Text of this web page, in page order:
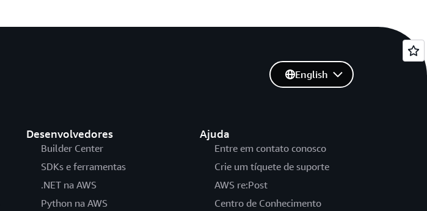
Desenvolvedores
Builder Center
SDKs e ferramentas
.NET na AWS
Python na AWS
Ajuda
Entre em contato conosco
Crie um tíquete de suporte
AWS re:Post
Centro de Conhecimento
English